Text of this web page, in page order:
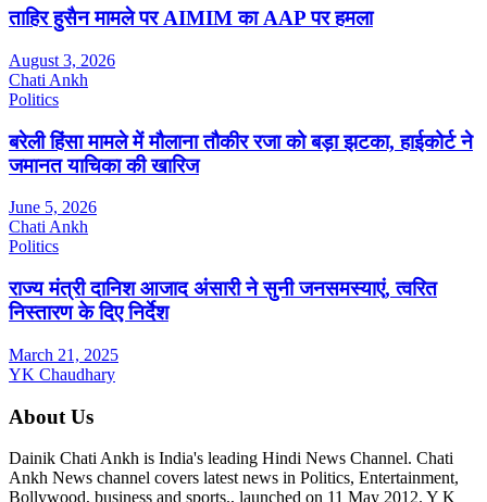
ताहिर हुसैन मामले पर AIMIM का AAP पर हमला
August 3, 2026
Chati Ankh
Politics
बरेली हिंसा मामले में मौलाना तौकीर रजा को बड़ा झटका, हाईकोर्ट ने
जमानत याचिका की खारिज
June 5, 2026
Chati Ankh
Politics
राज्य मंत्री दानिश आजाद अंसारी ने सुनी जनसमस्याएं, त्वरित
निस्तारण के दिए निर्देश
March 21, 2025
YK Chaudhary
About Us
Dainik Chati Ankh is India's leading Hindi News Channel. Chati
Ankh News channel covers latest news in Politics, Entertainment,
Bollywood, business and sports., launched on 11 May 2012. Y K